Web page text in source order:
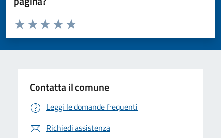
Valuta da 1 a 5 stelle la pagina
Valuta 5 stelle su 5
Valuta 4 stelle su 5
Valuta 3 stelle su 5
Valuta 2 stelle su 5
Valuta 1 stelle su 5
Contatta il comune
Leggi le domande frequenti
Richiedi assistenza